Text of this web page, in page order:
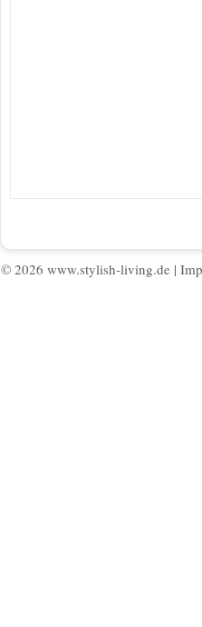
© 2026 www.stylish-living.de |